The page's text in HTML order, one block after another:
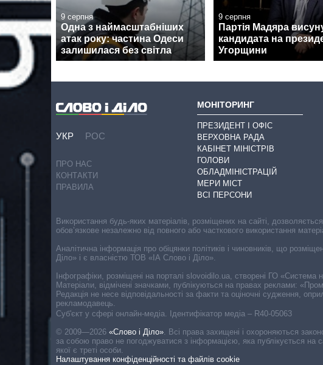
9 серпня
Одна з наймасштабніших
атак року: частина Одеси
залишилася без світла
9 серпня
Партія Мадяра
кандидата на
Угорщини
УКР РОС
ПРО НАС
КОНТАКТИ
ПРАВИЛА
МОНІТОРИНГ
ПРЕЗИДЕНТ І ОФІС
ВЕРХОВНА РАДА
КАБІНЕТ МІНІСТРІВ
ГОЛОВИ
ОБЛАДМІНІСТРАЦІЙ
МЕРИ МІСТ
ВСІ ПЕРСОНИ
Cуб'єкт у сфері онлайн-медіа. Ідентифікатор медіа – R40-05063
© 2009—2026 «Слово і Діло»
Всі права захищені і охороняються
за собою право не погоджуватися з інформацією, яка публікується на
якої є треті особи.
Налаштування конфіденційності та файлів cookie
Використання будь-яких матеріалів, розміщених на сайті,
обов’язкове незалежно від повного або часткового використання
Аналітична інформація про обіцянки політиків і чиновників, що
Діло» і є власністю ТОВ «ІА Слово і Діло».
Інфографіки, розміщені на порталі slovoidilo.ua, створені ГО
Матеріали, відмічені значками, публікуються на правах реклами:
Редакція не несе відповідальності за факти та оціночні судження,
рекламодавець.